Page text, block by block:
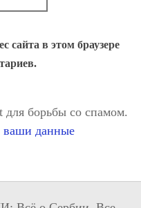
сайта в этом браузере
для борьбы со спамом.
ваши данные